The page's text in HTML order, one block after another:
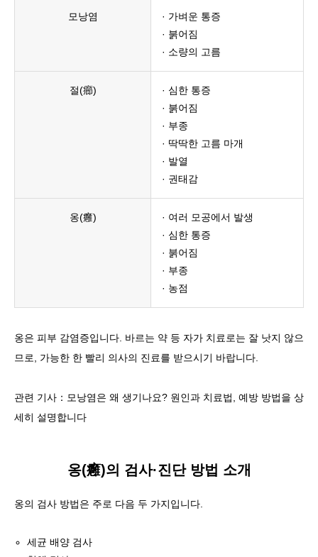
모낭염
· 가벼운 통증
· 붉어짐
· 소량의 고름
절(癤)
· 심한 통증
· 붉어짐
· 부종
· 딱딱한 고름 마개
· 발열
· 권태감
옹(癰)
· 여러 모공에서 발생
· 심한 통증
· 붉어짐
· 부종
· 농점
옹은 피부 감염증입니다. 바르는 약 등 자가 치료로는 잘 낫지 않으
므로, 가능한 한 빨리 의사의 진료를 받으시기 바랍니다.
관련 기사：모낭염은 왜 생기나요? 원인과 치료법, 예방 방법을 상
세히 설명합니다
옹(癰)의 검사·진단 방법 소개
옹의 검사 방법은 주로 다음 두 가지입니다.
세균 배양 검사